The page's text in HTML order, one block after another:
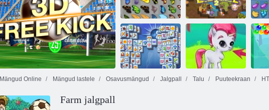
Jalgpall 1 1 -l
jalgpall
Sõrmejälg
Liblikas kyodai Neetud aare 2
Mängud Online Mängud lastele Osavusmängud Jalgpall Talu Puuteekraan
Farm jalgpall